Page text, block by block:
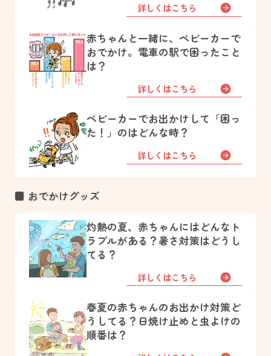
詳しくはこちら
赤ちゃんと一緒に、ベビーカーで
おでかけ。電車の駅で困ったこと
は？
詳しくはこちら
ベビーカーでお出かけして「困っ
た！」のはどんな時？
詳しくはこちら
■ おでかけグッズ
灼熱の夏、赤ちゃんにはどんなト
ラブルがある？暑さ対策はどうし
てる？
詳しくはこちら
春夏の赤ちゃんのお出かけ対策ど
うしてる？日焼け止めと虫よけの
順番は？